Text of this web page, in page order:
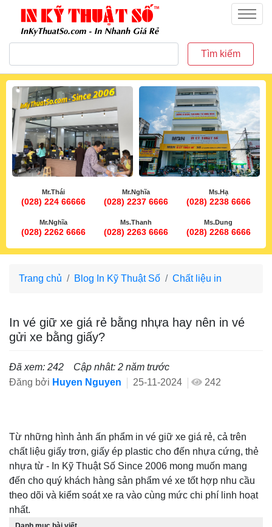
inkythuatso.com
Menu
Tìm kiếm
Mr.Thái
(028) 224 66666
Mr.Nghĩa
(028) 2237 6666
Ms.Hạ
(028) 2238 6666
Mr.Nghĩa
(028) 2262 6666
Ms.Thanh
(028) 2263 6666
Ms.Dung
(028) 2268 6666
Trang chủ Blog In Kỹ Thuật Số Chất liệu in
In vé giữ xe giá rẻ bằng nhựa hay nên in vé
gửi xe bằng giấy?
Đã xem: 242
Cập nhât: 2 năm trước
Đăng bởi Huyen Nguyen 25-11-2024 242
Từ những hình ảnh ấn phẩm in vé giữ xe giá rẻ, cả trên
chất liệu giấy trơn, giấy ép plastic cho đến nhựa cứng, thẻ
nhựa từ - In Kỹ Thuật Số Since 2006 mong muốn mang
đến cho quý khách hàng sản phẩm vé xe tốt hợp nhu cầu
theo dõi và kiểm soát xe ra vào cùng mức chi phí linh hoạt
nhất.